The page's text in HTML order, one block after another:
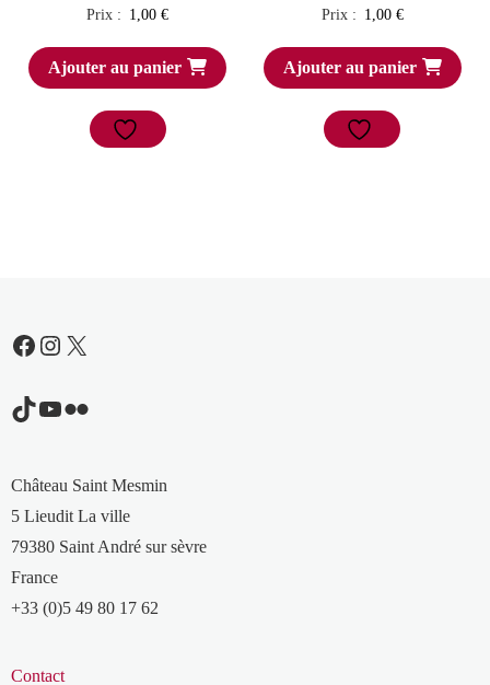
Prix : 1,00€
Ajouter au panier
Prix : 1,00 €
Ajouter au panier
Facebook
Instagram
X
TikTok
YouTube
Flickr
Château Saint Mesmin
5 Lieudit La ville
79380 Saint André sur sèvre
France
+33 (0)5 49 80 17 62
Contact